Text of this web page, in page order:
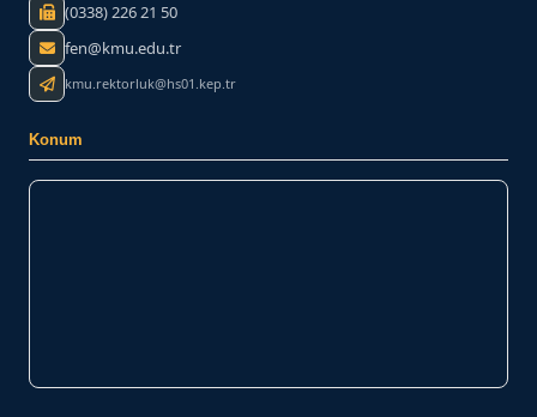
(0338) 226 21 50
fen@kmu.edu.tr
kmu.rektorluk@hs01.kep.tr
Konum